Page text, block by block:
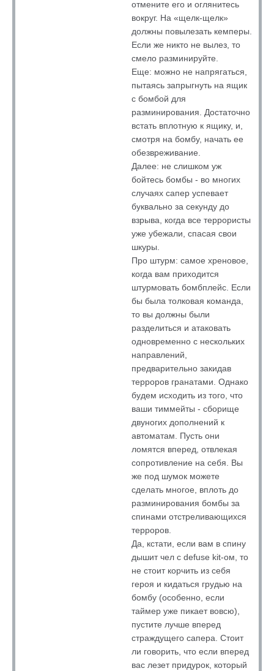
отмените его и оглянитесь
вокруг. На «щелк-щелк»
должны повылезать кемперы.
Если же никто не вылез, то
смело разминируйте.
Еще: можно не напрягаться,
пытаясь запрыгнуть на ящик
с бомбой для
разминирования. Достаточно
встать вплотную к ящику, и,
смотря на бомбу, начать ее
обезвреживание.
Далее: не слишком уж
бойтесь бомбы - во многих
случаях сапер успевает
буквально за секунду до
взрыва, когда все террористы
уже убежали, спасая свои
шкуры.
Про штурм: самое хреновое,
когда вам приходится
штурмовать бомбплейс. Если
бы была толковая команда,
то вы должны были
разделиться и атаковать
одновременно с нескольких
направлений,
предварительно закидав
терроров гранатами. Однако
будем исходить из того, что
ваши тиммейты - сборище
двуногих дополнений к
автоматам. Пусть они
ломятся вперед, отвлекая
сопротивление на себя. Вы
же под шумок можете
сделать многое, вплоть до
разминирования бомбы за
спинами отстреливающихся
терроров.
Да, кстати, если вам в спину
дышит чел с defuse kit-ом, то
не стоит корчить из себя
героя и кидаться грудью на
бомбу (особенно, если
таймер уже пикает вовсю),
пустите лучше вперед
страждущего сапера. Стоит
ли говорить, что если вперед
вас лезет придурок, который